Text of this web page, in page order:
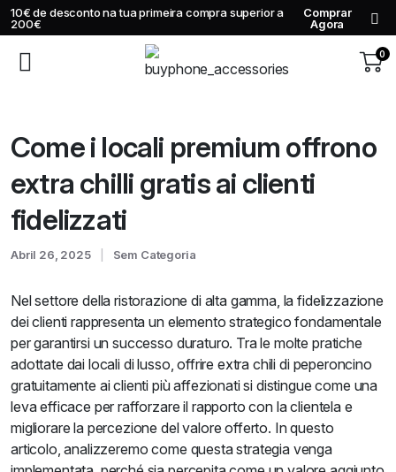
10€ de desconto na tua primeira compra superior a
200€
Comprar
Agora
0
Come i locali premium offrono
extra chilli gratis ai clienti
fidelizzati
Abril 26, 2025 Sem Categoria
Nel settore della ristorazione di alta gamma, la fidelizzazione
dei clienti rappresenta un elemento strategico fondamentale
per garantirsi un successo duraturo. Tra le molte pratiche
adottate dai locali di lusso, offrire extra chili di peperoncino
gratuitamente ai clienti più affezionati si distingue come una
leva efficace per rafforzare il rapporto con la clientela e
migliorare la percezione del valore offerto. In questo
articolo, analizzeremo come questa strategia venga